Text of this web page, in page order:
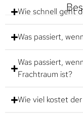
Wie schnell geht
Was passiert,
Was passiert,
Frachtraum ist?
Wie viel kostet